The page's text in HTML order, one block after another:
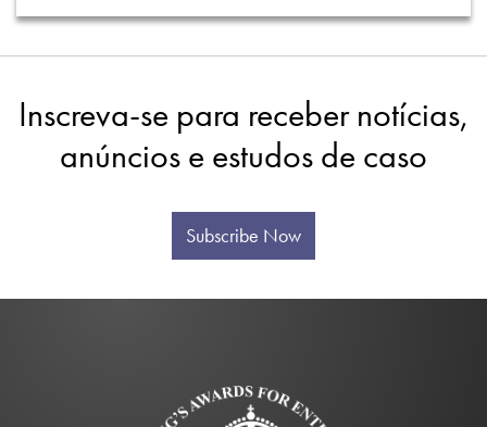
Inscreva-se para receber notícias,
anúncios e estudos de caso
Subscribe Now